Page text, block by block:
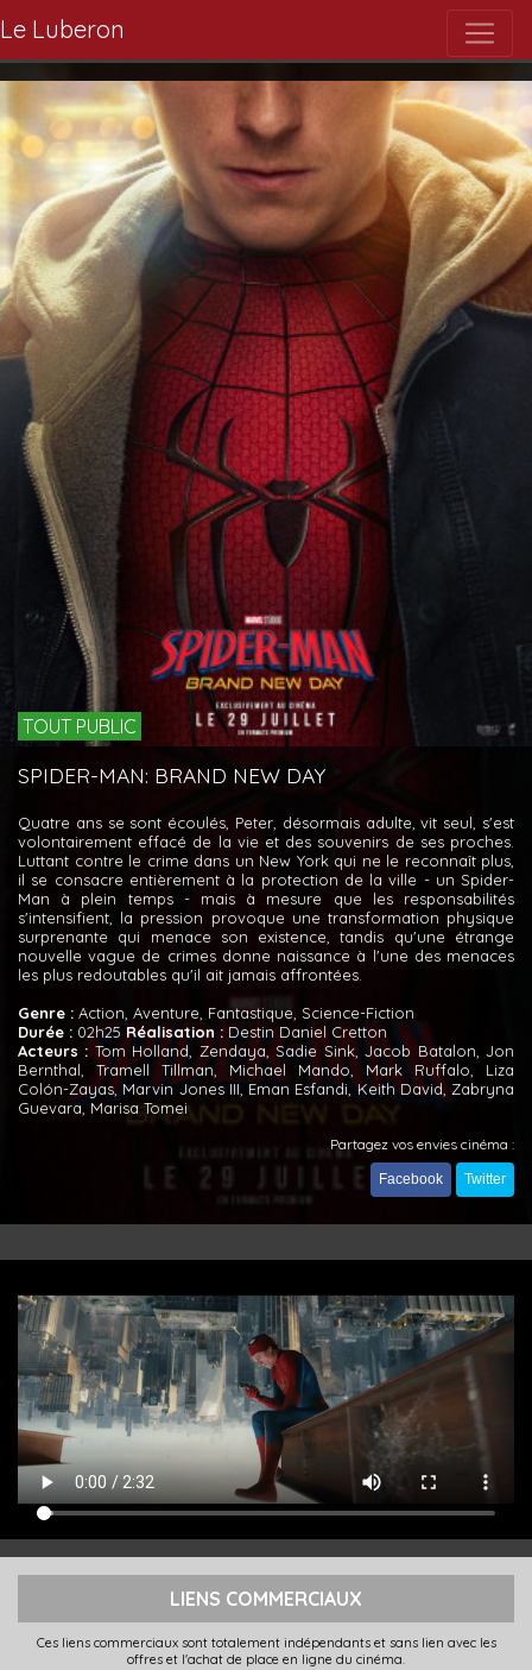
Le Luberon
TOUT PUBLIC
SPIDER-MAN: BRAND NEW DAY
Quatre ans se sont écoulés, Peter, désormais adulte, vit seul, s'est
volontairement effacé de la vie et des souvenirs de ses proches.
Luttant contre le crime dans un New York qui ne le reconnaît plus,
il se consacre entièrement à la protection de la ville - un Spider-
Man à plein temps - mais à mesure que les responsabilités
s'intensifient, la pression provoque une transformation physique
surprenante qui menace son existence, tandis qu'une étrange
nouvelle vague de crimes donne naissance à l'une des menaces
les plus redoutables qu'il ait jamais affrontées.
Genre : Action, Aventure, Fantastique, Science-Fiction
Durée : 02h25 Réalisation : Destin Daniel Cretton
Acteurs : Tom Holland, Zendaya, Sadie Sink, Jacob Batalon, Jon
Bernthal, Tramell Tillman, Michael Mando, Mark Ruffalo, Liza
Colón-Zayas, Marvin Jones III, Eman Esfandi, Keith David, Zabryna
Guevara, Marisa Tomei
Partagez vos envies cinéma :
Facebook Twitter
LIENS COMMERCIAUX
Ces liens commerciaux sont totalement indépendants et sans lien avec les
offres et l'achat de place en ligne du cinéma.